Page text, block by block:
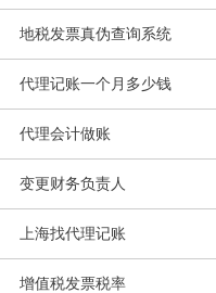
地税发票真伪查询系统
代理记账一个月多少钱
代理会计做账
变更财务负责人
上海找代理记账
增值税发票税率